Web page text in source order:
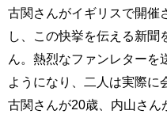
古関さんがイギリスで開催
し、この快挙を伝える新聞
ん。熱烈なファンレターを
ようになり、二人は実際に
古関さんが20歳、内山さん